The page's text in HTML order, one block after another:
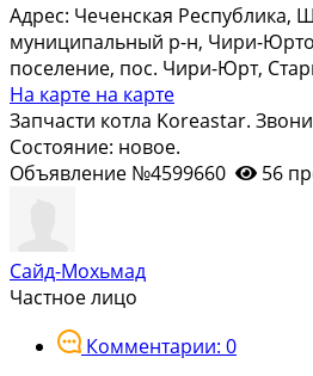
Адрес: Чеченская Республика,
муниципальный р-н, Чири-
поселение, пос. Чири-Юрт,
На карте на карте
Запчасти котла Koreastar.
Состояние: новое.
Объявление №4599660
56
Сайд-Мохьмад
Частное лицо
Комментарии: 0